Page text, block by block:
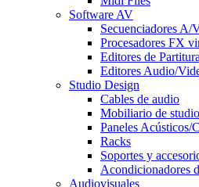
Software AV
Secuenciadores A/
Procesadores FX
Editores de
Editores Audio/
Studio Design
Cables de audio
Mobiliario de studio
Paneles Acústicos/
Racks
Soportes y
Acondicionadores
Audiovisuales